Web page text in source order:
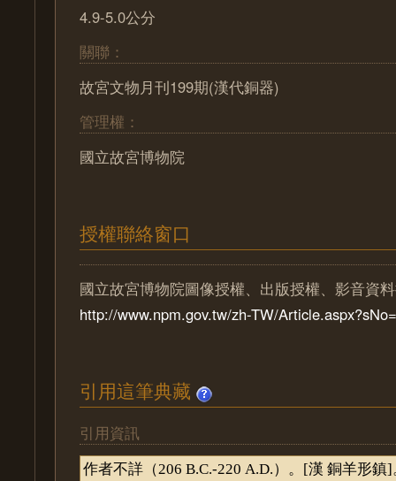
4.9-5.0公分
關聯：
故宮文物月刊199期(漢代銅器)
管理權：
國立故宮博物院
授權聯絡窗口
國立故宮博物院圖像授權、出版授權、影音資
http://www.npm.gov.tw/zh-TW/
引用這筆典藏
引用資訊